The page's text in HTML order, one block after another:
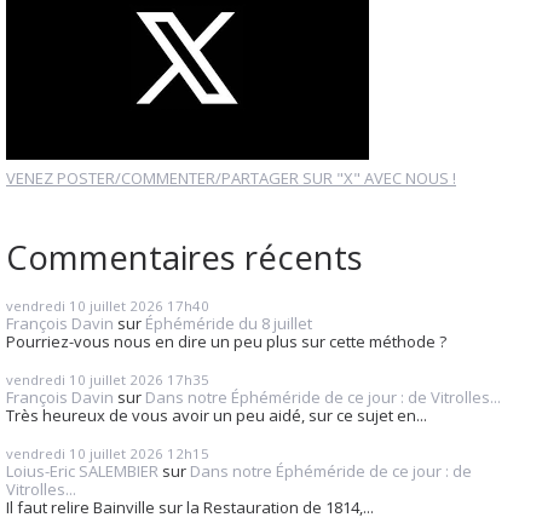
VENEZ POSTER/COMMENTER/PARTAGER SUR "X" AVEC NOUS !
Commentaires récents
vendredi 10 juillet 2026 17h40
François Davin sur Éphéméride du 8 juillet
Pourriez-vous nous en dire un peu plus sur cette méthode ?
vendredi 10 juillet 2026 17h35
François Davin sur Dans notre Éphéméride de ce jour : de Vitrolles...
Très heureux de vous avoir un peu aidé, sur ce sujet en...
vendredi 10 juillet 2026 12h15
Loius-Eric SALEMBIER sur Dans notre Éphéméride de ce jour : de
Vitrolles...
Il faut relire Bainville sur la Restauration de 1814,...